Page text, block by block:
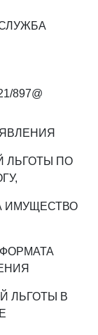
897@
ЛЬГОТЫ ПО
ИМУЩЕСТВО
ЛЬГОТЫ В